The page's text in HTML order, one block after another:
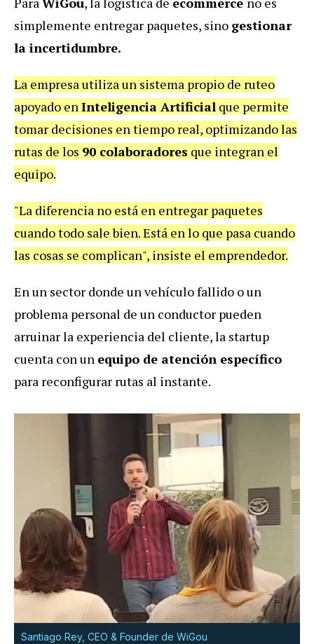
simplemente entregar paquetes, sino gestionar
la incertidumbre.
La empresa utiliza un sistema propio de ruteo
apoyado en Inteligencia Artificial que permite
tomar decisiones en tiempo real, optimizando las
rutas de los 90 colaboradores que integran el
equipo.
"La diferencia no está en entregar paquetes
cuando todo sale bien. Está en lo que pasa cuando
las cosas se complican", insiste el emprendedor.
En un sector donde un vehículo fallido o un
problema personal de un conductor pueden
arruinar la experiencia del cliente, la startup
cuenta con un equipo de atención específico
para reconfigurar rutas al instante.
Santiago Rey, CEO & Founder de WiGou